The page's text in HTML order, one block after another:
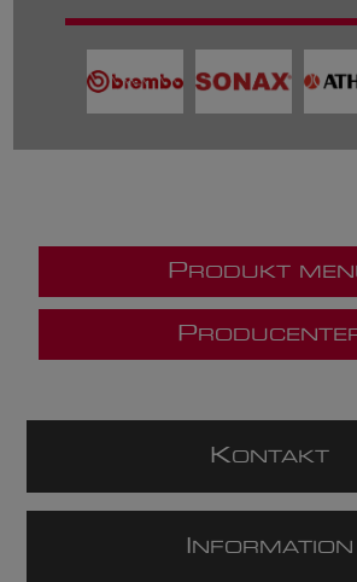
P RODUKT
P
KONTAKT
NFORMATION